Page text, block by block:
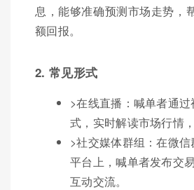
息，能够准确预测市场走势，
额回报。
2. 常见形式
>在线直播：喊单者通
式，实时解读市场行情
>社交媒体群组：在微
平台上，喊单者发布交
互动交流。